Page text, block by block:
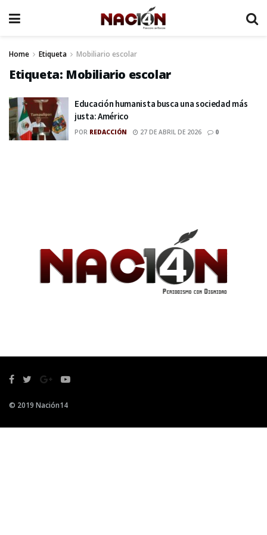
Home Etiqueta Mobiliario escolar
Etiqueta: Mobiliario escolar
Educación humanista busca una sociedad más
justa: Américo
POR REDACCIÓN 27 DE ABRIL DE 2026 0
© 2019 Nación14